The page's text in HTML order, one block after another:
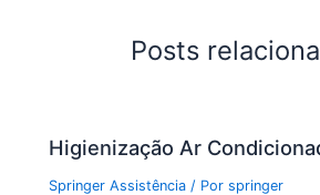
k
A
Posts
Higienização Ar
Springer Assistência / Porspringer